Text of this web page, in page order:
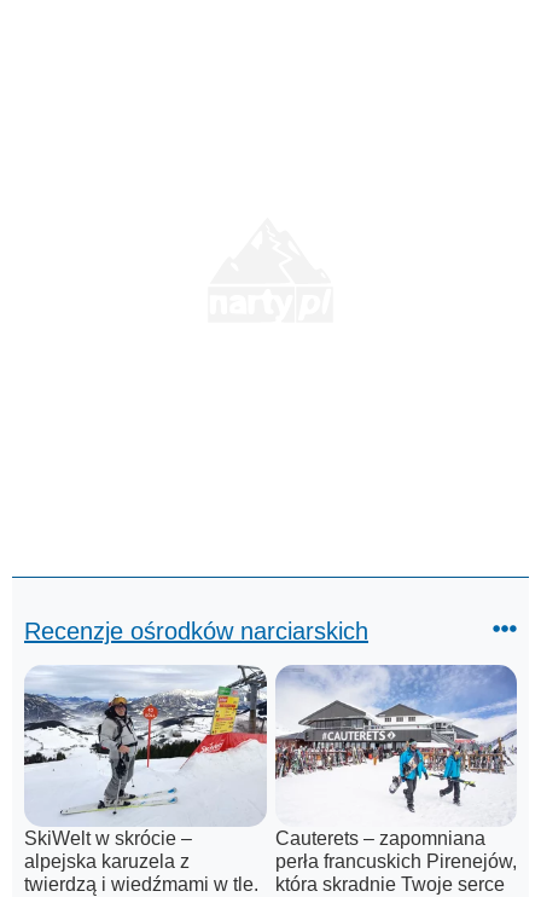
Recenzje ośrodków narciarskich
SkiWelt w skrócie –
alpejska karuzela z
twierdzą i wiedźmami w tle.
Cauterets – zapomniana
perła francuskich Pirenejów,
która skradnie Twoje serce